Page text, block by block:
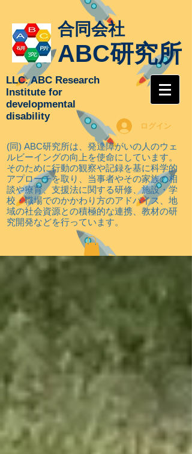
合同会社
ABC研究所
LLC. ABC Research
Institute for
developmental
disability
ログイン
(同) ABC研究所は、発達障がいの人のウェ
ルビーイングの向上を使命にしています。
そのために行動の観察や記録を基に科学的
アプローチを取り
、当事者やその家族の相
談や療育、支援法に関する研修、施設・学
校・職場でのかかわり方のアドバイス、地
域の社会資源との積極的な連携、教材の研
究開発などを行っています。